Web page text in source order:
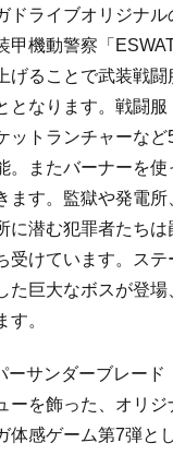
ドライブオリジナル
甲機動警察「
げることで武装戦闘
となります。戦闘
ットランチャーなど
。またバーナーを
ます。監獄や発電
に潜む犯罪者たちは
受けています。ステ
た巨大なボスが登場
。
サンダーブレード
ーを飾った、オリジ
体感ゲーム第7弾と